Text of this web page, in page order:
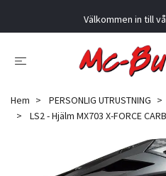
Välkommen in till
Hem PERSONLIG UTRUSTNING
LS2 - Hjälm MX703 X-FORCE